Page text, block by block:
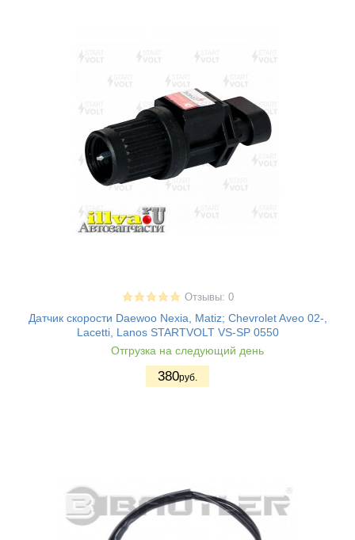
Отзывы: 0
Датчик скорости Daewoo Nexia, Matiz; Chevrolet Aveo 02-,
Lacetti, Lanos STARTVOLT VS-SP 0550
Отгрузка на следующий день
380руб.